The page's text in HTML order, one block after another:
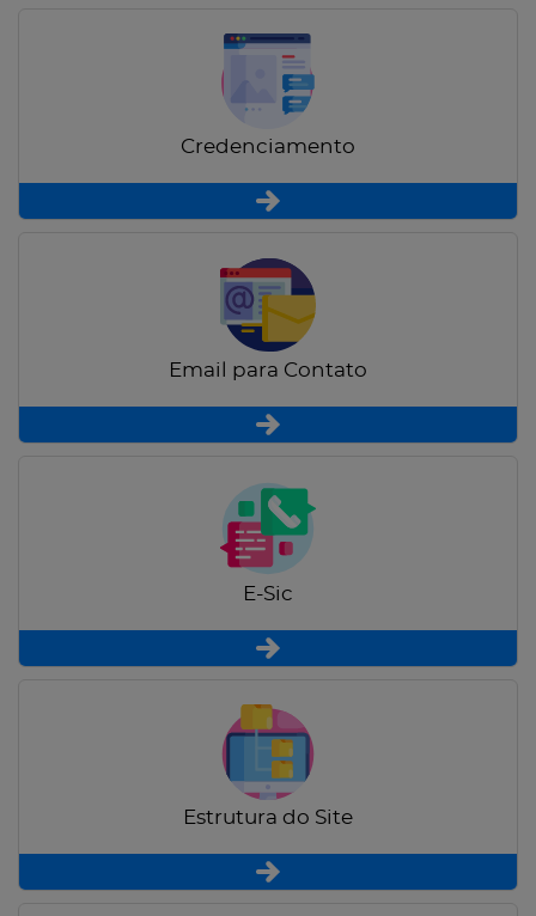
Credenciamento
Email para Contato
E-Sic
Estrutura do Site